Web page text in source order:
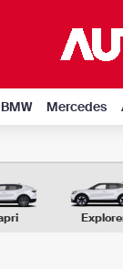
BMW Mercedes